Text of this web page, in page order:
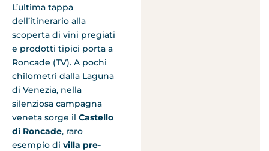
L’ultima tappa
dell’itinerario alla
scoperta di vini pregiati
e prodotti tipici porta a
Roncade (TV). A pochi
chilometri dalla Laguna
di Venezia, nella
silenziosa campagna
veneta sorge il Castello
di Roncade, raro
esempio di villa pre-